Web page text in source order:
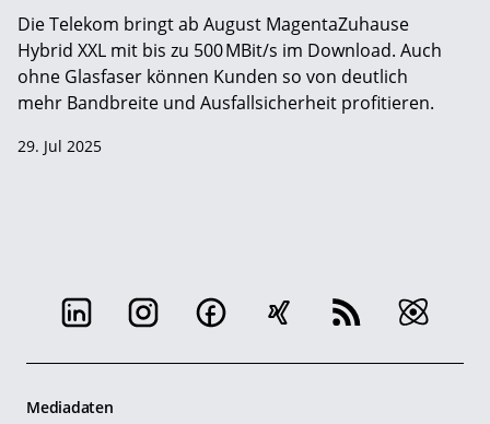
Die Telekom bringt ab August MagentaZuhause
Hybrid XXL mit bis zu 500 MBit/s im Download. Auch
ohne Glasfaser können Kunden so von deutlich
mehr Bandbreite und Ausfallsicherheit profitieren.
29. Jul 2025
Mediadaten